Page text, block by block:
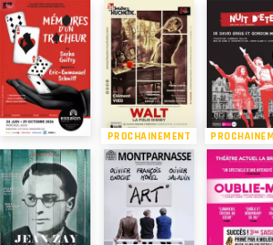
PROCHAINEMENT